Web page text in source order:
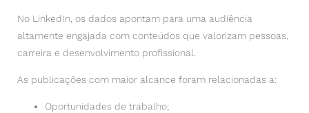
No LinkedIn, os dados apontam para uma audiência
altamente engajada com conteúdos que valorizam pessoas,
carreira e desenvolvimento profissional.
As publicações com maior alcance foram relacionadas a:
Oportunidades de trabalho;